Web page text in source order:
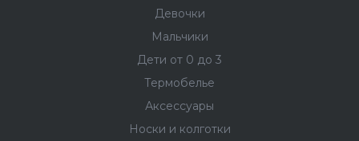
Девочки
Мальчики
Дети от 0 до 3
Термобелье
Аксессуары
Носки и колготки